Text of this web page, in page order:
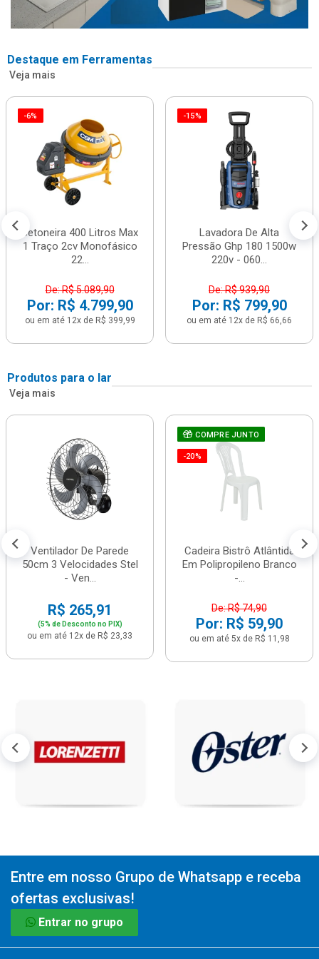
Destaque em Ferramentas
Veja mais
-6%
Betoneira 400 Litros Max
1 Traço 2cv Monofásico
22...
De: R$ 5.089,90
Por: R$ 4.799,90
ou em até 12x de R$ 399,99
-15%
Lavadora De Alta
Pressão Ghp 180 1500w
220v - 060...
De: R$ 939,90
Por: R$ 799,90
ou em até 12x de R$ 66,66
Produtos para o lar
Veja mais
Ventilador De Parede
50cm 3 Velocidades Stel
- Ven...
R$ 265,91
(5% de Desconto no PIX)
ou em até 12x de R$ 23,33
COMPRE JUNTO
-20%
Cadeira Bistrô Atlântida
Em Polipropileno Branco
-...
De: R$ 74,90
Por: R$ 59,90
ou em até 5x de R$ 11,98
Entre em nosso Grupo de Whatsapp e receba
ofertas exclusivas!
Entrar no grupo